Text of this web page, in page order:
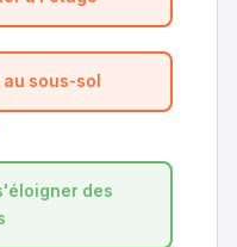
sous-sol
des